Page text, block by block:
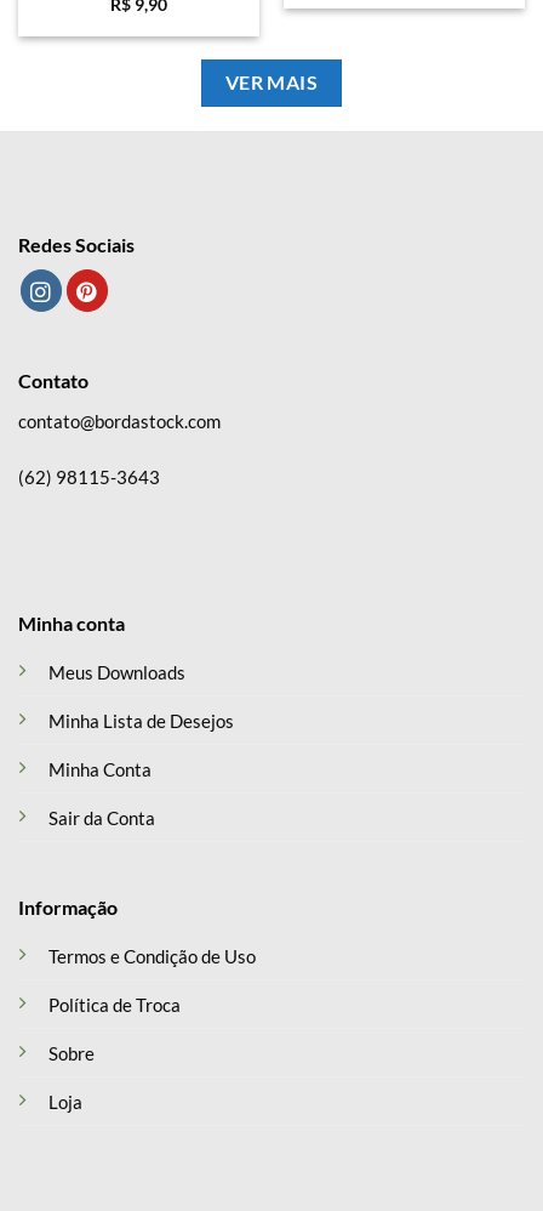
R$ 9,90
VER MAIS
Redes Sociais
Minha conta
Meus Downloads
Minha Lista de Desejos
Minha Conta
Sair da Conta
Informação
Termos e Condição de Uso
Política de Troca
Sobre
Loja
Contato
contato@bordastock.com
(62) 98115-3643